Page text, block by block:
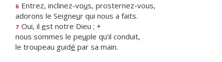
6 Entrez, inclinez-vous, prosternez-vous,
adorons le Seigneur qui nous a faits.
7 Oui, il est notre Dieu ; +
nous sommes le peuple qu'il conduit,
le troupeau guidé par sa main.